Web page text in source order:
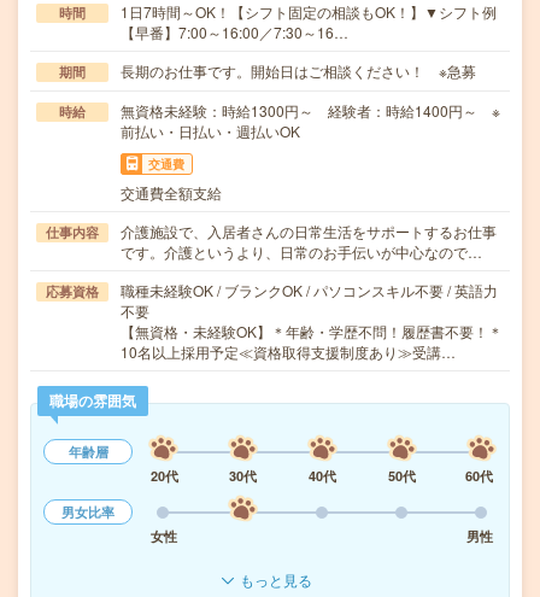
時間
1日7時間～OK！【シフト固定の相談もOK！】▼シフト例
【早番】7:00～16:00／7:30～16…
期間 長期のお仕事です。開始日はご相談ください！ ※急募
時給
無資格未経験：時給1300円～ 経験者：時給1400円～ ※
前払い・日払い・週払いOK
交通費
交通費全額支給
仕事内容
介護施設で、入居者さんの日常生活をサポートするお仕事
です。介護というより、日常のお手伝いが中心なので…
応募資格
職種未経験OK / ブランクOK / パソコンスキル不要 / 英語力
不要
【無資格・未経験OK】＊年齢・学歴不問！履歴書不要！＊
10名以上採用予定≪資格取得支援制度あり≫受講…
職場の雰囲気
年齢層
20代
30代 40代 50代
60代
男女比率
女性
男性
もっと見る